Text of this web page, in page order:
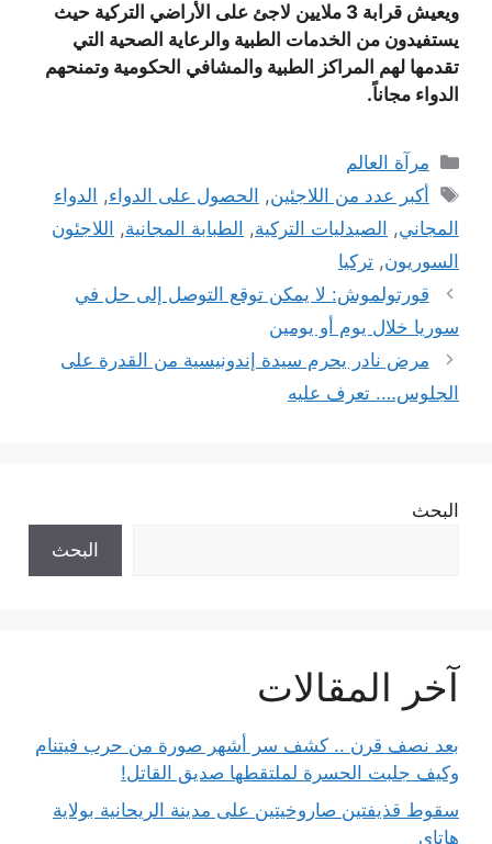
ويعيش قرابة 3 ملايين لاجئ على الأراضي التركية حيث
يستفيدون من الخدمات الطبية والرعاية الصحية التي
تقدمها لهم المراكز الطبية والمشافي الحكومية وتمنحهم
الدواء مجاناً.
التصنيفات
مرآة العالم
الوسوم
أكبر عدد من اللاجئين, الحصول على الدواء, الدواء
المجاني, الصيدليات التركية, الطبابة المجانية, اللاجئون
السوريون, تركيا
قورتولموش: لا يمكن توقع التوصل إلى حل في
سوريا خلال يوم أو يومين
مرض نادر يحرم سيدة إندونيسية من القدرة على
الجلوس…. تعرف عليه
البحث
البحث
آخر المقالات
بعد نصف قرن .. كشف سر أشهر صورة من حرب فيتنام
وكيف جلبت الحسرة لملتقطها صديق القاتل!
سقوط قذيفتين صاروخيتين على مدينة الريحانية بولاية
هاتاي